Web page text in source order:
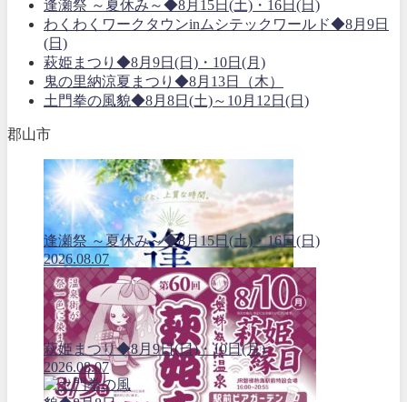
逢瀬祭 ～夏休み～◆8月15日(土)・16日(日)
わくわくワークタウンinムシテックワールド◆8月9日
(日)
萩姫まつり◆8月9日(日)・10日(月)
鬼の里納涼夏まつり◆8月13日（木）
土門拳の風貌◆8月8日(土)～10月12日(日)
郡山市
逢瀬祭 ～夏休み～◆8月15日(土)・16日(日)
2026.08.07
萩姫まつり◆8月9日(日)・10日(月)
2026.08.07